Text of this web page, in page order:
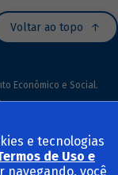
Voltar ao topo
Econômico e Social.
e tecnologias
de Uso e
navegando, você